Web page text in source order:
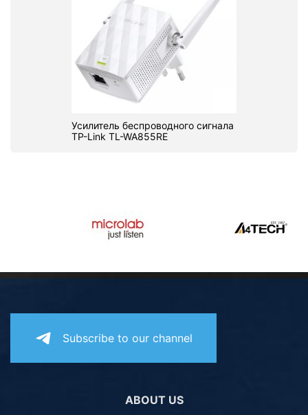
Усилитель беспроводного сигнала
TP-Link TL-WA855RE
Subscribe to our channel
ABOUT US